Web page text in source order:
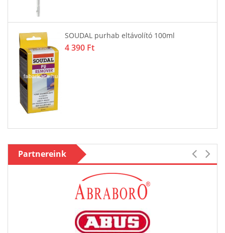
SOUDAL purhab eltávolító 100ml
4 390 Ft
Partnereink